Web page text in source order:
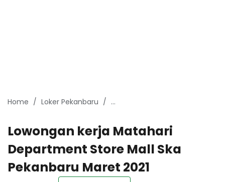
Home Loker Pekanbaru Lowongan kerja Matahari
Lowongan kerja Matahari
Department Store Mall Ska
Pekanbaru Maret 2021